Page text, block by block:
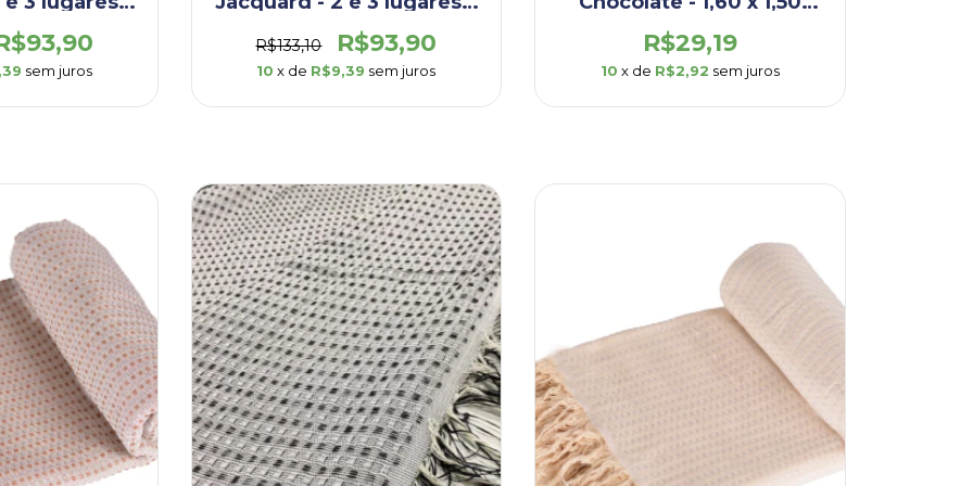
sem juros
(DEP002.VIL.FOC)
R$133,10 R$93,90
10 x de R$9,39 sem juros
R$29,19
10 x de R$2,92 sem juros